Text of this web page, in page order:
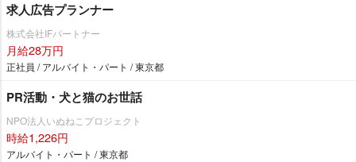
求人広告プランナー
株式会社IFパートナー
月給28万円
正社員 / アルバイト・パート / 東京都
PR活動・犬と猫のお世話
NPO法人いぬねこプロジェクト
時給1,226円
アルバイト・パート / 東京都